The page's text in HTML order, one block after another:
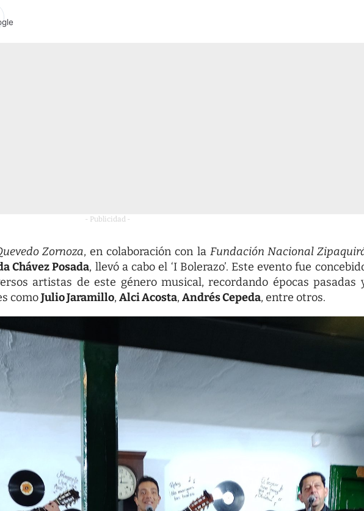
- Publicidad -
Zornoza, en colaboración con la Fundación Nacional
Chávez Posada, llevó a cabo el ‘I Bolerazo’. Este evento fue
artistas de este género musical, recordando épocas pasadas
comoJulio Jaramillo, Alci Acosta, Andrés Cepeda, entre otros.